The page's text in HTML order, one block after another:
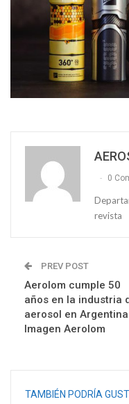
0
revista
PREV POST
Aerolom cumple 50
años en la industria
aerosol en Argentina
Imagen Aerolom
TAMBIÉN PODRÍA